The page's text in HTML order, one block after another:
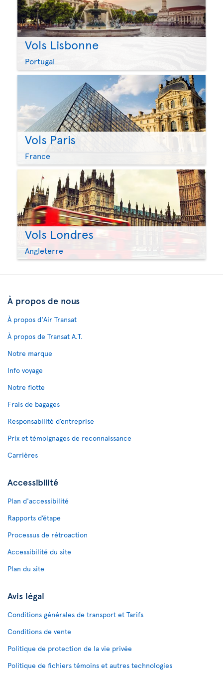
Vols Lisbonne
Portugal
Vols Paris
France
Vols Londres
Angleterre
À propos de nous
À propos d'Air Transat
À propos de Transat A.T.
Notre marque
Info voyage
Notre flotte
Frais de bagages
Responsabilité d’entreprise
Prix et témoignages de reconnaissance
Carrières
Accessibilité
Plan d'accessibilité
Rapports d’étape
Processus de rétroaction
Accessibilité du site
Plan du site
Avis légal
Conditions générales de transport et Tarifs
Conditions de vente
Politique de protection de la vie privée
Politique de fichiers témoins et autres technologies